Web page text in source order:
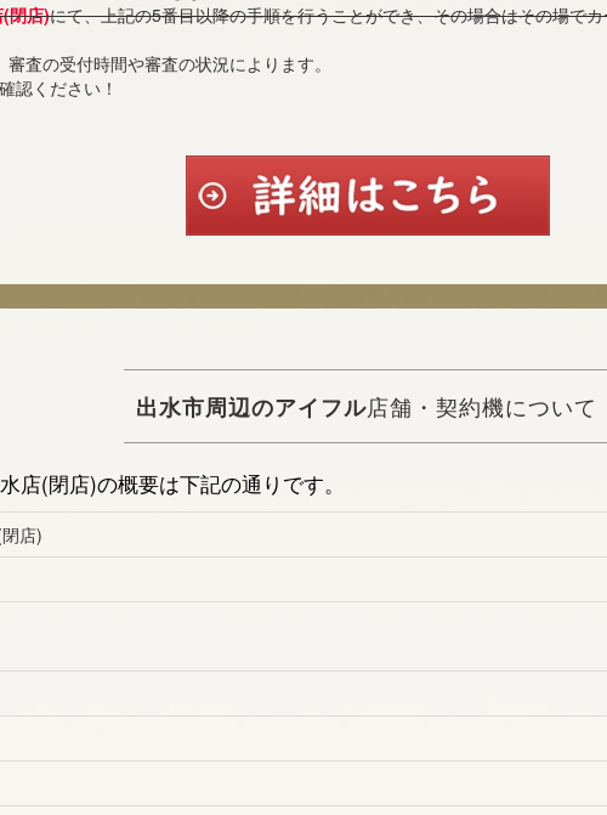
閉店)にて、上記の5番目以降の手順を行うことができ、その場合はその場で
査の受付時間や審査の状況によります。
認ください！
出水市周辺のアイフル店舗・契約機について
店(閉店)の概要は下記の通りです。
店)